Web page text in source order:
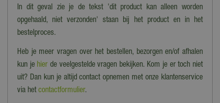
In dit geval zie je de tekst 'dit product kan alleen worden
opgehaald, niet verzonden' staan bij het product en in het
bestelproces.
Heb je meer vragen over het bestellen, bezorgen en/of afhalen
kun je hier de veelgestelde vragen bekijken. Kom je er toch niet
uit? Dan kun je altijd contact opnemen met onze klantenservice
via het contactformulier.